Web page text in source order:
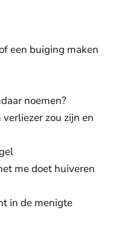
een buiging maken
noemen?
zou zijn en
me doet huiveren
in de menigte